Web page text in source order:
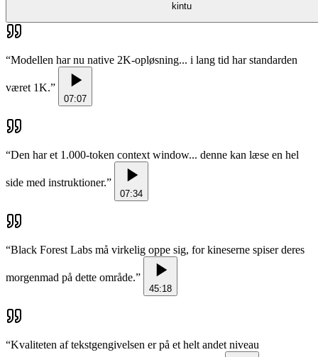
kintu
“Modellen har nu native 2K-opløsning... i lang tid har standarden
været 1K.”
07:07
“Den har et 1.000-token context window... denne kan læse en hel
side med instruktioner.”
07:34
“Black Forest Labs må virkelig oppe sig, for kineserne spiser deres
morgenmad på dette område.”
45:18
“Kvaliteten af tekstgengivelsen er på et helt andet niveau